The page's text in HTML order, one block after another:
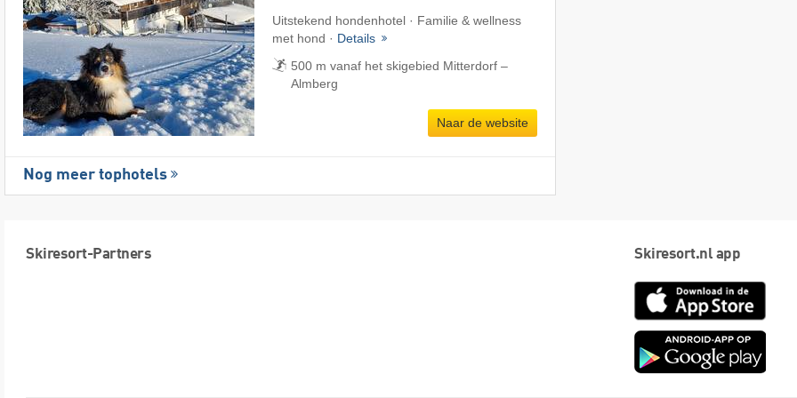
Uitstekend hondenhotel · Familie & wellness
met hond · Details
500 m vanaf het skigebied Mitterdorf –
Almberg
Naar de website
Nog meer tophotels
Skiresort-Partners Skiresort.nl app
App